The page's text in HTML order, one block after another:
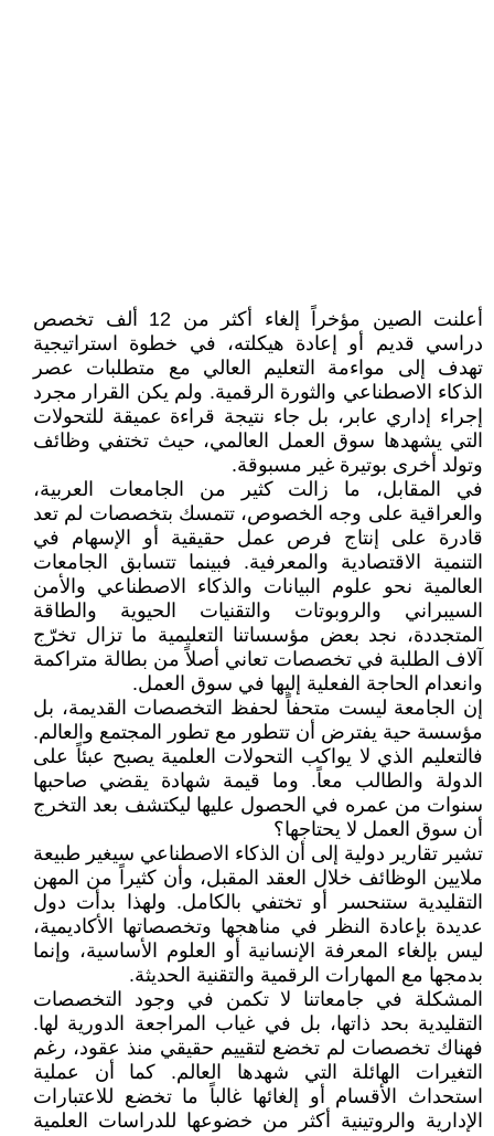
أعلنت الصين مؤخراً إلغاء أكثر من 12 ألف تخصص
دراسي قديم أو إعادة هيكلته، في خطوة استراتيجية
تهدف إلى مواءمة التعليم العالي مع متطلبات عصر
الذكاء الاصطناعي والثورة الرقمية. ولم يكن القرار مجرد
إجراء إداري عابر، بل جاء نتيجة قراءة عميقة للتحولات
التي يشهدها سوق العمل العالمي، حيث تختفي وظائف
وتولد أخرى بوتيرة غير مسبوقة.
في المقابل، ما زالت كثير من الجامعات العربية،
والعراقية على وجه الخصوص، تتمسك بتخصصات لم تعد
قادرة على إنتاج فرص عمل حقيقية أو الإسهام في
التنمية الاقتصادية والمعرفية. فبينما تتسابق الجامعات
العالمية نحو علوم البيانات والذكاء الاصطناعي والأمن
السيبراني والروبوتات والتقنيات الحيوية والطاقة
المتجددة، نجد بعض مؤسساتنا التعليمية ما تزال تخرّج
آلاف الطلبة في تخصصات تعاني أصلاً من بطالة متراكمة
وانعدام الحاجة الفعلية إليها في سوق العمل.
إن الجامعة ليست متحفاً لحفظ التخصصات القديمة، بل
مؤسسة حية يفترض أن تتطور مع تطور المجتمع والعالم.
فالتعليم الذي لا يواكب التحولات العلمية يصبح عبئاً على
الدولة والطالب معاً. وما قيمة شهادة يقضي صاحبها
سنوات من عمره في الحصول عليها ليكتشف بعد التخرج
أن سوق العمل لا يحتاجها؟
تشير تقارير دولية إلى أن الذكاء الاصطناعي سيغير طبيعة
ملايين الوظائف خلال العقد المقبل، وأن كثيراً من المهن
التقليدية ستنحسر أو تختفي بالكامل. ولهذا بدأت دول
عديدة بإعادة النظر في مناهجها وتخصصاتها الأكاديمية،
ليس بإلغاء المعرفة الإنسانية أو العلوم الأساسية، وإنما
بدمجها مع المهارات الرقمية والتقنية الحديثة.
المشكلة في جامعاتنا لا تكمن في وجود التخصصات
التقليدية بحد ذاتها، بل في غياب المراجعة الدورية لها.
فهناك تخصصات لم تخضع لتقييم حقيقي منذ عقود، رغم
التغيرات الهائلة التي شهدها العالم. كما أن عملية
استحداث الأقسام أو إلغائها غالباً ما تخضع للاعتبارات
الإدارية والروتينية أكثر من خضوعها للدراسات العلمية